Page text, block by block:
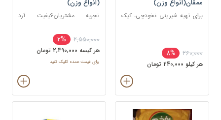
ممقان(انواع وزن)
برای تهیه شیرینی نخودچی، کیک
260,000
8%
هر کيلو 240,000 تومان
(انواع وزن)
تجربه مشتریان؛کیفیت آرد
و باهمان قیمت
2,550,000
2%
هر کيسه 2,490,000 تومان
برای قیمت عمده کلیک کنید